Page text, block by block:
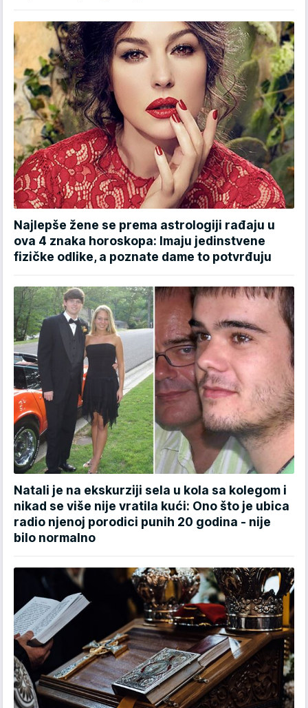
Najlepše žene se prema astrologiji rađaju u
ova 4 znaka horoskopa: Imaju jedinstvene
fizičke odlike, a poznate dame to potvrđuju
Natali je na ekskurziji sela u kola sa kolegom i
nikad se više nije vratila kući: Ono što je ubica
radio njenoj porodici punih 20 godina - nije
bilo normalno